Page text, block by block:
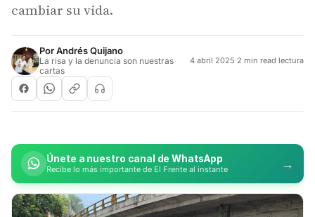
cambiar su vida.
PorAndrés Quijano
La risa y la denuncia son nuestras
cartas
4 abril 2025·2 min read lectura
Únete a nuestro canal de WhatsApp
Recibe lo más importante de El Frente al instante →